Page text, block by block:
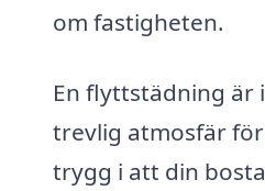
om fastigheten.
En flyttstädning är
trevlig atmosfär
trygg i att din